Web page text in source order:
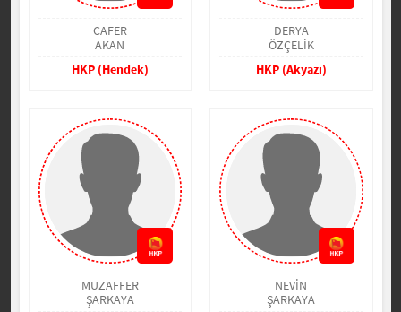
CAFER
AKAN
HKP (Hendek)
DERYA
ÖZÇELİK
HKP (Akyazı)
MUZAFFER
ŞARKAYA
NEVİN
ŞARKAYA